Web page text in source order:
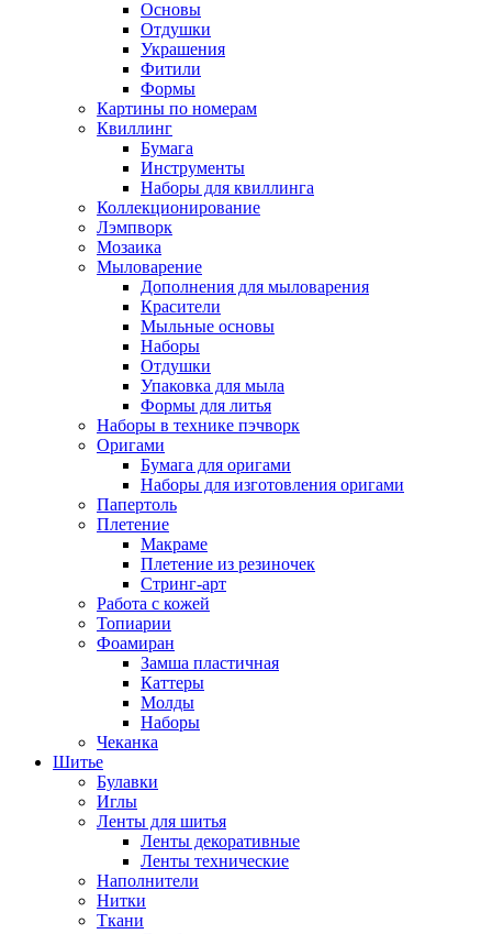
Основы
Отдушки
Украшения
Фитили
Формы
Картины по номерам
Квиллинг
Бумага
Инструменты
Наборы для квиллинга
Коллекционирование
Лэмпворк
Мозаика
Мыловарение
Дополнения для мыловарения
Красители
Мыльные основы
Наборы
Отдушки
Упаковка для мыла
Формы для литья
Наборы в технике пэчворк
Оригами
Бумага для оригами
Наборы для изготовления оригами
Папертоль
Плетение
Макраме
Плетение из резиночек
Стринг-арт
Работа с кожей
Топиарии
Фоамиран
Замша пластичная
Каттеры
Молды
Наборы
Чеканка
Шитье
Булавки
Иглы
Ленты для шитья
Ленты декоративные
Ленты технические
Наполнители
Нитки
Ткани